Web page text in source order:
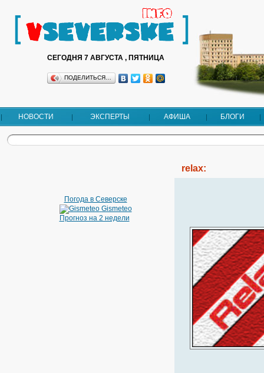
СЕГОДНЯ 7 АВГУСТА , ПЯТНИЦА
ПОДЕЛИТЬСЯ…
НОВОСТИ ЭКСПЕРТЫ АФИША БЛОГИ
Погода в Северске
Gismeteo
Прогноз на 2 недели
relax: